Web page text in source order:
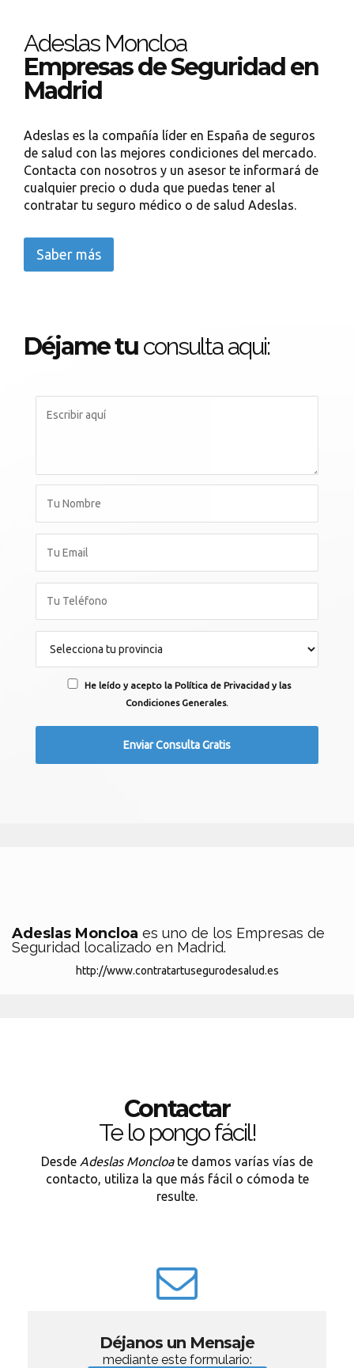
Adeslas Moncloa
Empresas de Seguridad en
Madrid
Adeslas es la compañía líder en España de seguros
de salud con las mejores condiciones del mercado.
Contacta con nosotros y un asesor te informará de
cualquier precio o duda que puedas tener al
contratar tu seguro médico o de salud Adeslas.
Saber más
Déjame tu consulta aqui:
He leído y acepto la Política de Privacidad y las
Condiciones Generales.
Adeslas Moncloa es uno de los Empresas de
Seguridad localizado en Madrid.
http://www.contratartusegurodesalud.es
Contactar
Te lo pongo fácil!
Desde Adeslas Moncloate damos varías vías de
contacto, utiliza la que más fácil o cómoda te
resulte.
Déjanos un Mensaje
mediante este formulario: